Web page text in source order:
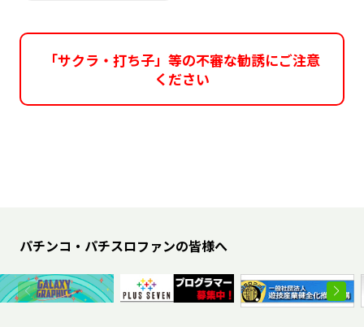
「サクラ・打ち子」等の不審な勧誘にご注意
ください
パチンコ・パチスロファンの皆様へ